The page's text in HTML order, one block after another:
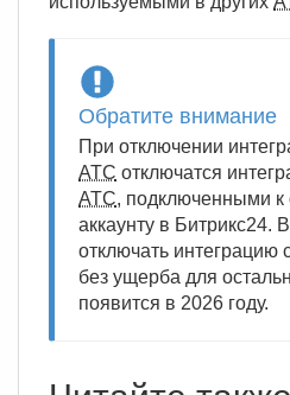
Обратите внимание
При отключении
АТС отключатся
АТС, подключенными к
аккаунту в Битрикс24.
отключать интеграцию
без ущерба для
появится в 2026 году.